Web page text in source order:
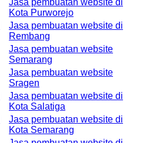
Jasa pembuatan website di
Kota Purworejo
Jasa pembuatan website di
Rembang
Jasa pembuatan website
Semarang
Jasa pembuatan website
Sragen
Jasa pembuatan website di
Kota Salatiga
Jasa pembuatan website di
Kota Semarang